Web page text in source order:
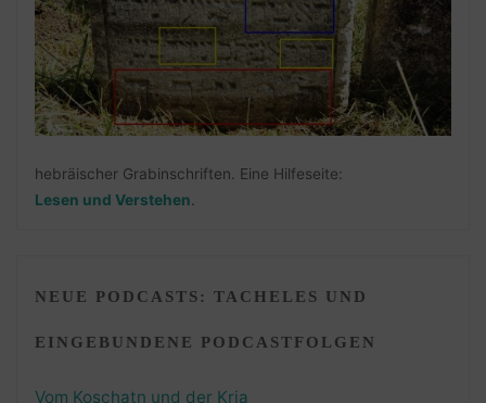
hebräischer Grabinschriften. Eine Hilfeseite:
Lesen und Verstehen
NEUE PODCASTS: TACHELES UND
EINGEBUNDENE PODCASTFOLGEN
Vom Koschatn und der Kria